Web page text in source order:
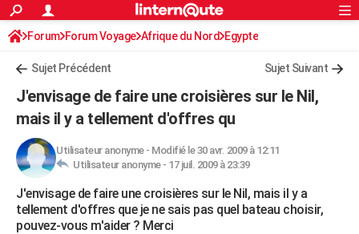
ACTUALITÉS
Politique
Société
Faits Divers
Education
Monde
Villes
+
Programme TV
Streaming
Cinéma
Sorties cinéma
Musique
FINANCE
Retraite
Impôts
Epargne
Immobilier
Risques naturels par ville
Banque
Assurance
Crédit
AUTO
Essais
Réserver un essai
Citadines
Berlines
SUV
Forum auto
HIGH-TECH
Mobiles
Meilleur smartphone
Internet
Ordinateurs
Jeux vidéo
Guide high-tech
+BRICOLAGE
S'inscrire
Connexion
Forum Forum Voyage Afrique du Nord Egypte
Sujet Précédent Sujet Suivant
J'envisage de faire une croisières sur le Nil,
mais il y a tellement d'offres qu
Utilisateur anonyme- Modifié le 30 avr. 2009 à 12:11
Utilisateur anonyme - 17 juil. 2009 à 23:39
J'envisage de faire une croisières sur le Nil, mais il y a
tellement d'offres que je ne sais pas quel bateau choisir,
pouvez-vous m'aider ? Merci